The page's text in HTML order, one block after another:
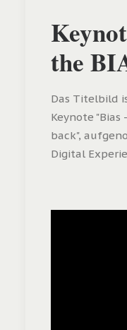
the
Das Titelbild
Keynote
back",
Digital